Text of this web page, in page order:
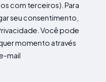
com terceiros). Para
seu consentimento,
Você pode
momento através
mail